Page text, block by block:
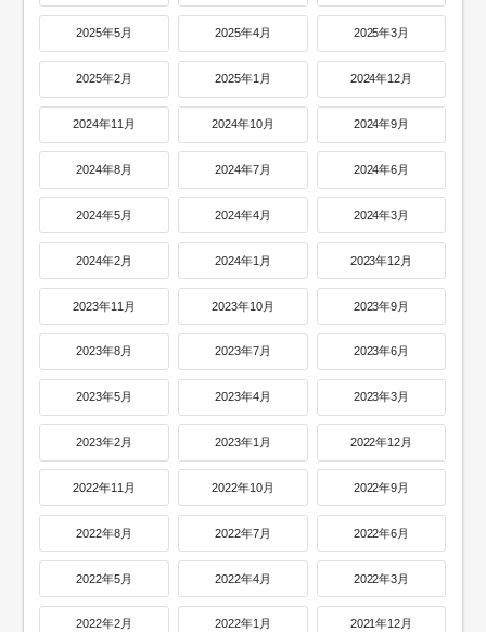
2025年5月 2025年4月 2025年3月
2025年2月 2025年1月 2024年12月
2024年11月 2024年10月 2024年9月
2024年8月 2024年7月 2024年6月
2024年5月 2024年4月 2024年3月
2024年2月 2024年1月 2023年12月
2023年11月 2023年10月 2023年9月
2023年8月 2023年7月 2023年6月
2023年5月 2023年4月 2023年3月
2023年2月 2023年1月 2022年12月
2022年11月 2022年10月 2022年9月
2022年8月 2022年7月 2022年6月
2022年5月 2022年4月 2022年3月
2022年2月 2022年1月 2021年12月